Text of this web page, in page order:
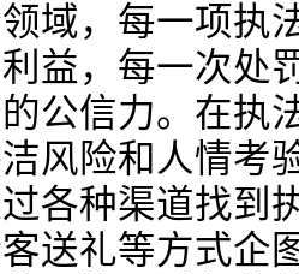
域，每一项执
益，每一次处
公信力。在执
风险和人情考
各种渠道找到
送礼等方式企